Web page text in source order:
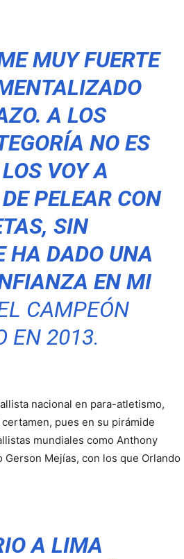
MUY FUERTE
A LOS
NO ES
VOY A
PELEAR CON
SIN
HA DADO UNA
EN MI
CAMPEÓN
EN 2013.
nacional en para-atletismo,
pues en su pirámide
mundiales como Anthony
Mejías, con los que Orlando
A LIMA